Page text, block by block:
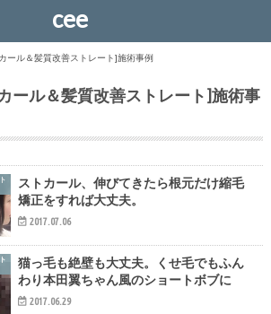
cee
ール＆髪質改善ストレート]施術事例
ール＆髪質改善ストレート]施術事
ストカール、伸びてきたら根元だけ縮毛
矯正をすれば大丈夫。
2017.07.06
猫っ毛も絶壁も大丈夫。くせ毛でもふん
わり本田翼ちゃん風のショートボブに
2017.06.29